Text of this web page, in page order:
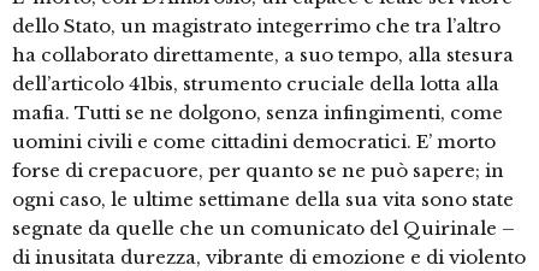
dello Stato, un magistrato integerrimo che tra l’altro
ha collaborato direttamente, a suo tempo, alla stesura
dell’articolo 41bis, strumento cruciale della lotta alla
mafia. Tutti se ne dolgono, senza infingimenti, come
uomini civili e come cittadini democratici. E’ morto
forse di crepacuore, per quanto se ne può sapere; in
ogni caso, le ultime settimane della sua vita sono state
segnate da quelle che un comunicato del Quirinale –
di inusitata durezza, vibrante di emozione e di violento